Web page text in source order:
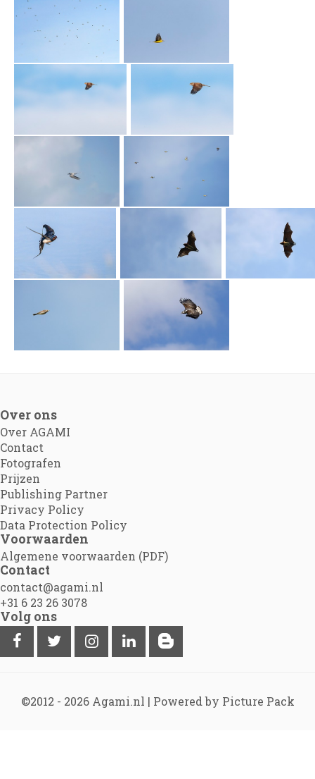
Over ons
Over AGAMI
Contact
Fotografen
Prijzen
Publishing Partner
Privacy Policy
Data Protection Policy
Voorwaarden
Algemene voorwaarden (PDF)
Contact
contact@agami.nl
+31 6 23 26 3078
Volg ons
©2012 - 2026 Agami.nl | Powered by Picture Pack